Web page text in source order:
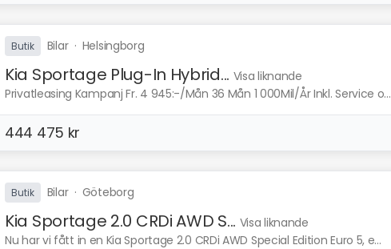
Butik Bilar· Helsingborg
Kia Sportage Plug-In Hybrid... Visa liknande
Privatleasing Kampanj Fr. 4 945:-/Mån 36 Mån 1 000Mil/År Inkl. Service o...
444 475 kr
Butik Bilar· Göteborg
Kia Sportage 2.0 CRDi AWD S... Visa liknande
Nu har vi fått in en Kia Sportage 2.0 CRDi AWD Special Edition Euro 5, e...